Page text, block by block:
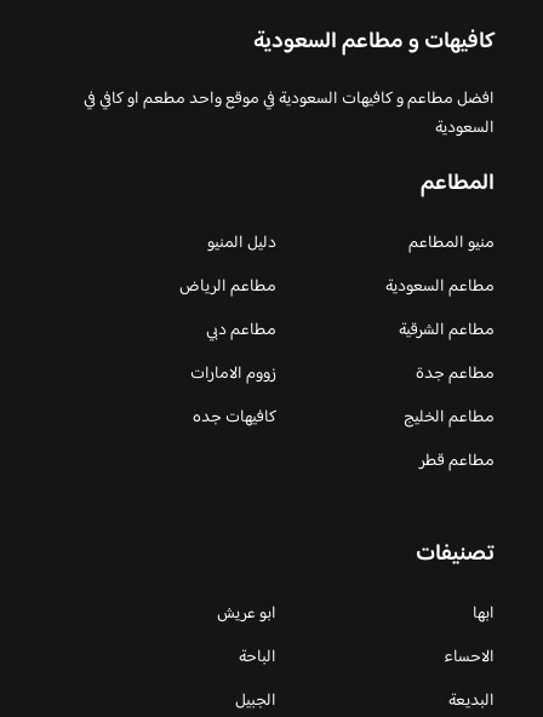
كافيهات و مطاعم السعودية
افضل مطاعم و كافيهات السعودية في موقع واحد مطعم او كافي في
السعودية
المطاعم
منيو المطاعم
دليل المنيو
مطاعم السعودية
مطاعم الرياض
مطاعم الشرقية
مطاعم دبي
مطاعم جدة
زووم الامارات
مطاعم الخليج
كافيهات جده
مطاعم قطر
تصنيفات
ابها
ابو عريش
الاحساء
الباحة
البديعة
الجبيل